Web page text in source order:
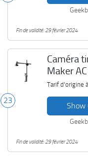
Fin de validité: 29 février 2024
23
Caméra
Maker
Tarif d'origine
Show
Fin de validité: 29 février 2024